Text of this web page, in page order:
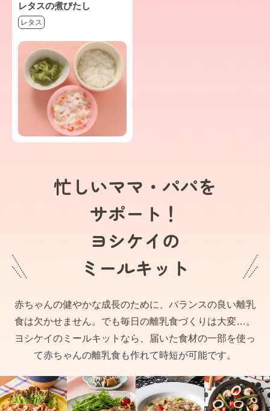
レタスの煮びたし
レタス
忙しいママ・パパを
サポート！
ヨシケイの
ミールキット
赤ちゃんの健やかな成長のために、バランスの良い離乳
食は欠かせません。でも毎日の離乳食づくりは大変…。
ヨシケイのミールキットなら、届いた食材の一部を使っ
て赤ちゃんの離乳食も作れて時短が可能です。